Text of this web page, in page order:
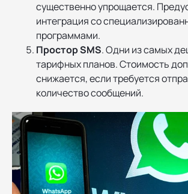
существенно упрощается.
интеграция со
программами.
Простор SMS. Одни из самых
тарифных планов. Стоимость
снижается, если требуется
количество сообщений.